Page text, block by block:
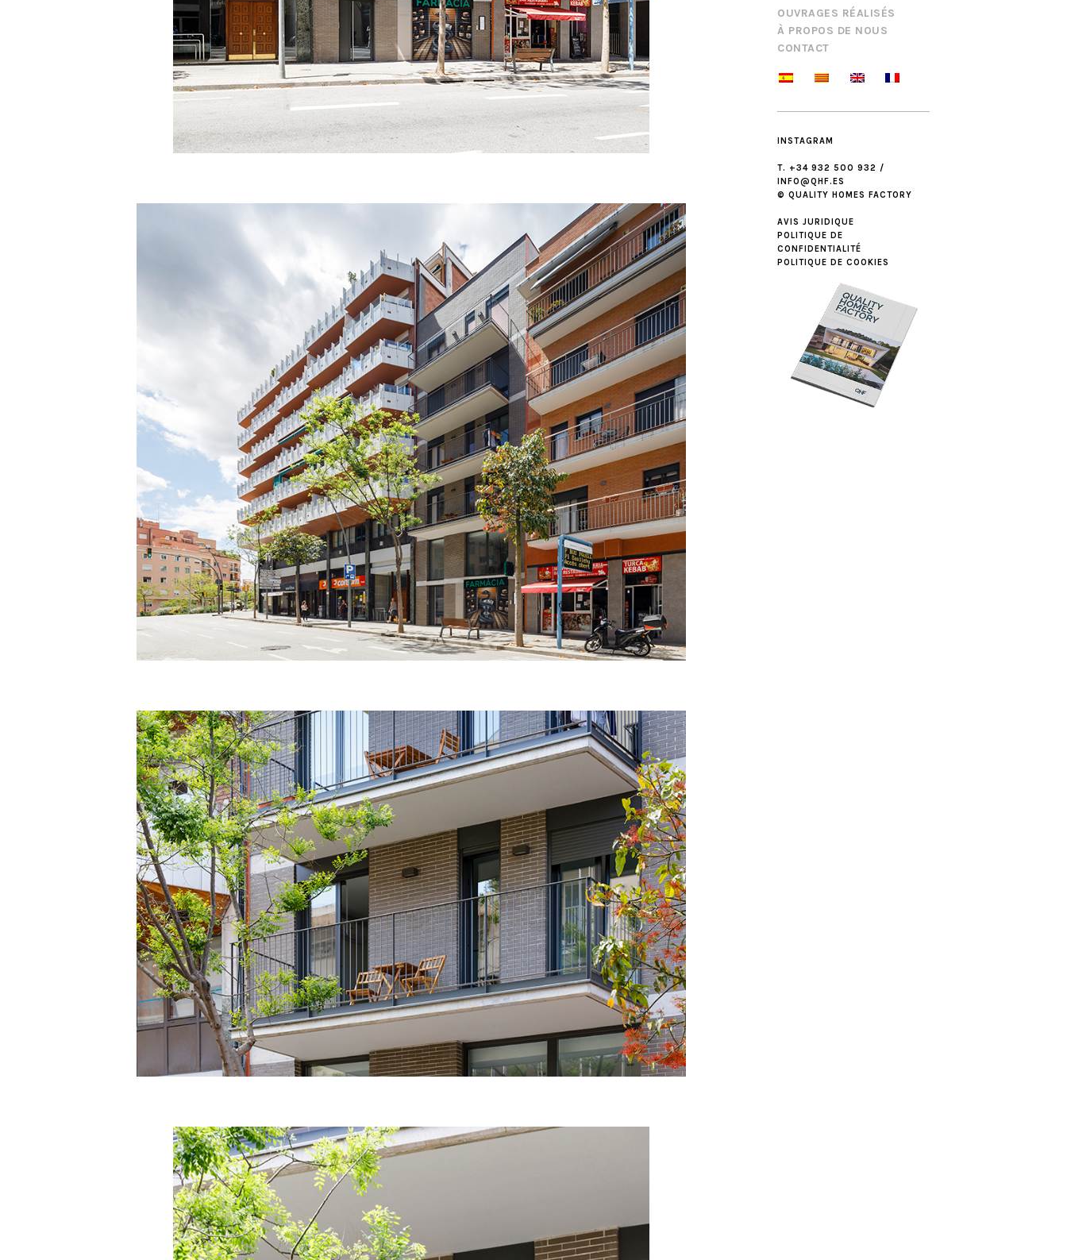
OUVRAGES RÉALISÉS
À PROPOS DE NOUS
CONTACT
INSTAGRAM
T. +34 932 500 932 /
INFO@QHF.ES
© QUALITY HOMES FACTORY
AVIS JURIDIQUE
POLITIQUE DE
CONFIDENTIALITÉ
POLITIQUE DE COOKIES